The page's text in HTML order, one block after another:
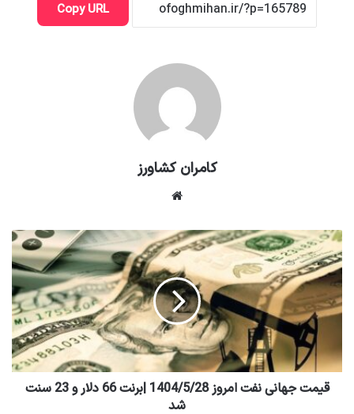
Copy URL
کامران کشاورز
قیمت جهانی نفت امروز 1404/5/28 |برنت 66 دلار و 23 سنت
شد